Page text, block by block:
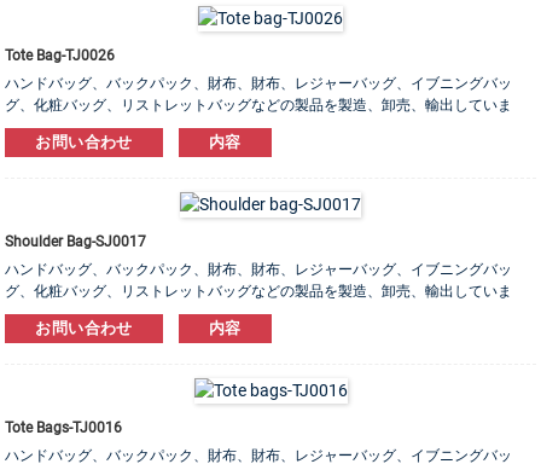
Tote Bag-TJ0026
ハンドバッグ、バックパック、財布、財布、レジャーバッグ、イブニングバッ
グ、化粧バッグ、リストレットバッグなどの製品を製造、卸売、輸出していま
す。 レザー、PU、キャンバス、ナイロン、コットン素材をご用意しております。
OEM＆ODM注文は大歓迎です！
お問い合わせ 内容
Shoulder Bag-SJ0017
ハンドバッグ、バックパック、財布、財布、レジャーバッグ、イブニングバッ
グ、化粧バッグ、リストレットバッグなどの製品を製造、卸売、輸出していま
す。 レザー、PU、キャンバス、ナイロン、コットン素材をご用意しております。
OEM＆ODM注文は大歓迎です！
お問い合わせ 内容
Tote Bags-TJ0016
ハンドバッグ、バックパック、財布、財布、レジャーバッグ、イブニングバッ